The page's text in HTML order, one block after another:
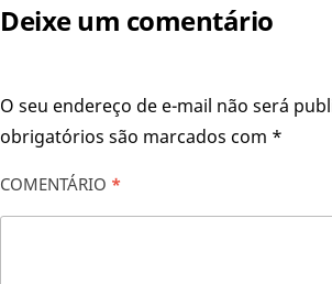
Deixe um comentário
O seu endereço de e-mail não será
obrigatórios são marcados com *
COMENTÁRIO *